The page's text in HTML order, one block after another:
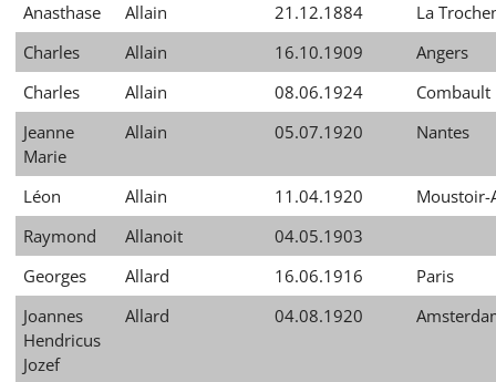
Anasthase
Allain 21.12.1884
La
Charles
Allain 16.10.1909
Angers
Charles
Allain 08.06.1924
Combault
Jeanne
Marie
Allain 05.07.1920 Nantes
Léon Allain 11.04.1920
Moustoir-
Raymond
Allanoit
04.05.1903
Georges
Allard 16.06.1916
Paris
Joannes
Hendricus
Jozef
Allard 04.08.1920